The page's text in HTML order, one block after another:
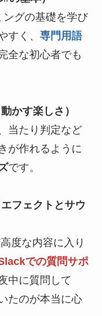
グの基礎を学び
すく、 専門用語
全な初心者でも
かす楽しさ）
当たり判定など
が作れるように
です。
フェクトとサウ
度な内容に入り
での質問サポ
中に質問して
たのが本当に心